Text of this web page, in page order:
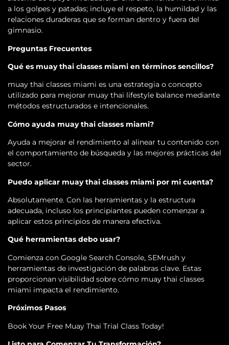
a los golpes y patadas; incluye el respeto, la humildad y las
relaciones duraderas que se forman dentro y fuera del
gimnasio.
Preguntas Frecuentes
Qué es muay thai classes miami en términos sencillos?
muay thai classes miami es una estrategia o concepto
utilizado para mejorar muay thai lifestyle balance mediante
métodos estructurados e intencionales.
Cómo ayuda muay thai classes miami?
Ayuda a mejorar el rendimiento al alinear tu contenido con
el comportamiento de búsqueda y las mejores prácticas del
sector.
Puedo aplicar muay thai classes miami por mi cuenta?
Absolutamente. Con las herramientas y la estructura
adecuada, incluso los principiantes pueden comenzar a
aplicar estos principios de manera efectiva.
Qué herramientas debo usar?
Comienza con Google Search Console, SEMrush y
herramientas de investigación de palabras clave. Estas
proporcionan visibilidad sobre cómo muay thai classes
miami impacta el rendimiento.
Próximos Pasos
Book Your Free Muay Thai Trial Class Today!